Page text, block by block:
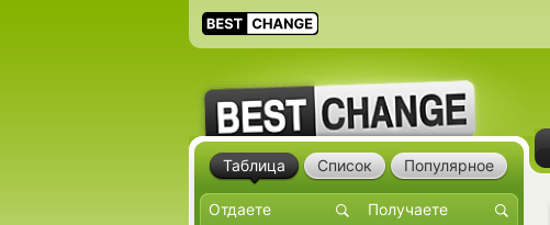
Таблица Список Популярное